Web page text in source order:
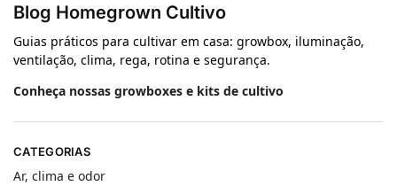
Blog Homegrown Cultivo
Guias práticos para cultivar em casa: growbox, iluminação,
ventilação, clima, rega, rotina e segurança.
Conheça nossas growboxes e kits de cultivo
CATEGORIAS
Ar, clima e odor